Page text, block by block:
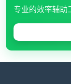
专业的效率辅助